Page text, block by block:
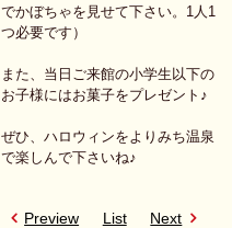
でかぼちゃを見せて下さい。1人1
つ必要です）
また、当日ご来館の小学生以下の
お子様にはお菓子をプレゼント♪
​ぜひ、ハロウィンをよりみち温泉
で楽しんで下さいね♪
Preview List Next